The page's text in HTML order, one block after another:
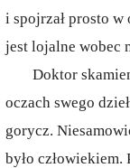
i spojrzał prosto
jest lojalne wobec
Doktor
oczach swego
gorycz.
było